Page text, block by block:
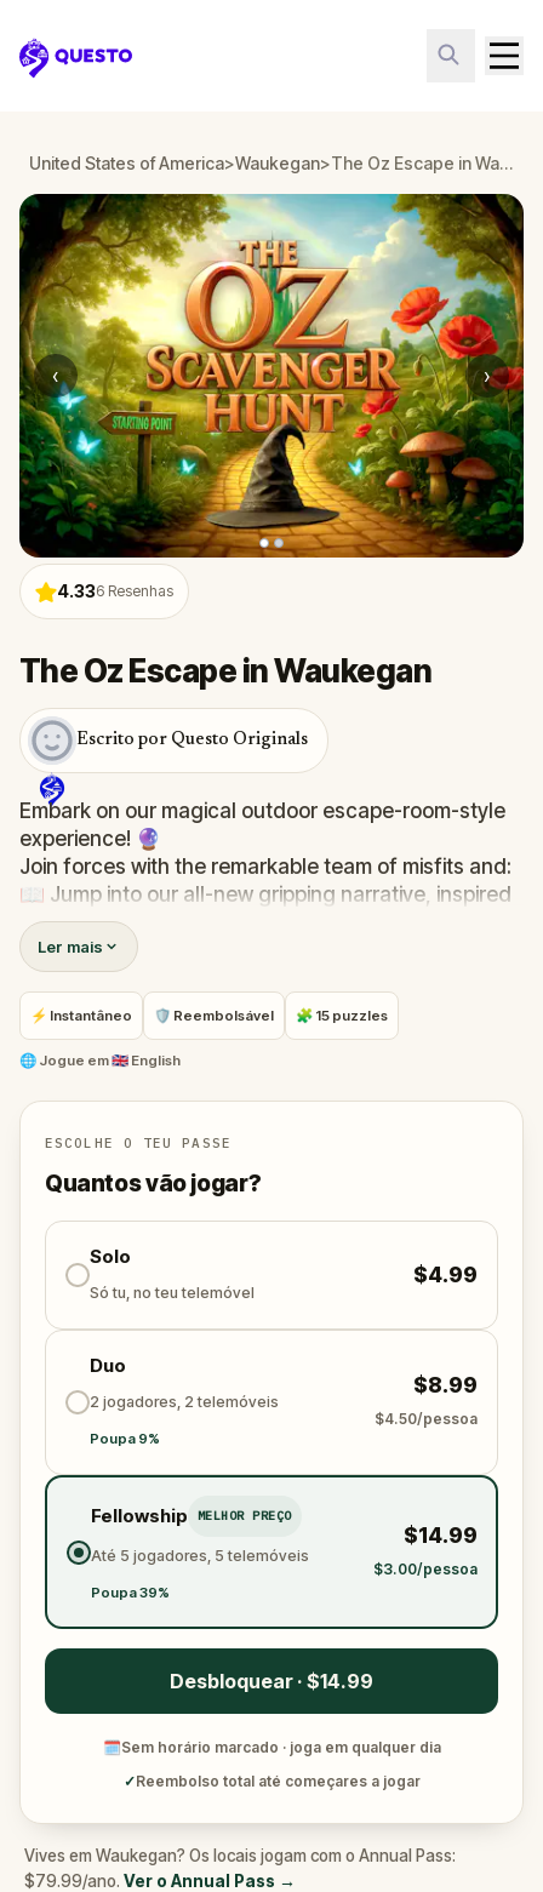
Questo
United States of America>Waukegan> The Oz Escape in Waukegan
‹ ›
4.336 Resenhas
The Oz Escape in Waukegan
Escrito por Questo Originals
Embark on our magical outdoor escape-room-style
experience! 🔮
Join forces with the remarkable team of misfits and:
📖 Jump into our all-new gripping narrative, inspired
by L. Frank Baum’s original Oz novel from 1900!
🤔 Try to outsmart the witch by cracking immersive
puzzles with friends, or tackle her challenges solo,
facing off against the leaderboard.
🎵Enjoy original new songs, in the theme of Oz,
and on-demand when you get home.
🌈 Follow clues to uncover each new location and
discover (or rediscover) places around town in a
Make sure you have your phone charged and your
walking shoes on!
Tick-tock, time to escape!
Ler mais
⚡ Instantâneo 🛡 Reembolsável 🧩 15 puzzles
🌐 Jogue em🇬🇧 English
ESCOLHE O TEU PASSE
Quantos vão jogar?
Solo
Só tu, no teu telemóvel
$4.99
Duo
2 jogadores, 2 telemóveis
Poupa 9%
$8.99
$4.50/pessoa
Fellowship MELHOR PREÇO
Até 5 jogadores, 5 telemóveis
Poupa 39%
$14.99
$3.00/pessoa
Desbloquear · $14.99
🗓Sem horário marcado · joga em qualquer dia
✓Reembolso total até começares a jogar
Vives em Waukegan? Os locais jogam com o Annual Pass:
$79.99/ano. Ver o Annual Pass →